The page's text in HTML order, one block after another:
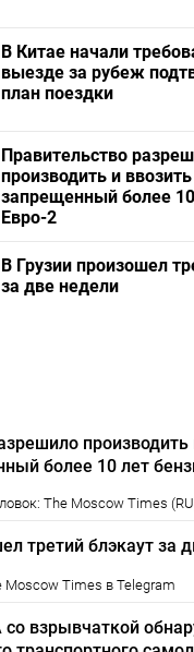
В Китае начали
выезде за рубеж
план поездки
Правительство
производить и
запрещенный более
Евро-2
В Грузии произошел
за две недели